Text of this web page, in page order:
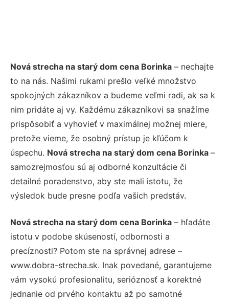
Nová strecha na starý dom cena Borinka – nechajte
to na nás. Našimi rukami prešlo veľké množstvo
spokojných zákazníkov a budeme veľmi radi, ak sa k
nim pridáte aj vy. Každému zákazníkovi sa snažíme
prispôsobiť a vyhovieť v maximálnej možnej miere,
pretože vieme, že osobný prístup je kľúčom k
úspechu. Nová strecha na starý dom cena Borinka –
samozrejmosťou sú aj odborné konzultácie či
detailné poradenstvo, aby ste mali istotu, že
výsledok bude presne podľa vašich predstáv.
Nová strecha na starý dom cena Borinka – hľadáte
istotu v podobe skúseností, odbornosti a
precíznosti? Potom ste na správnej adrese –
www.dobra-strecha.sk. Inak povedané, garantujeme
vám vysokú profesionalitu, serióznosť a korektné
jednanie od prvého kontaktu až po samotné